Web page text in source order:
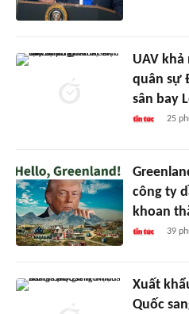
UAV
quân sự
sân bay
25
công ty
khoan
39
Xuất
Quốc